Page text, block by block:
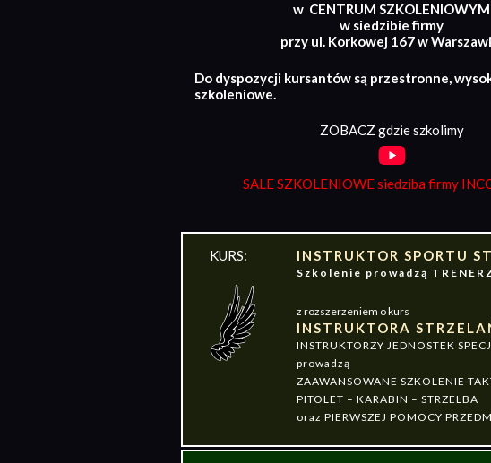
w CENTRUM SZKOLENIOWYM
w siedzibie firmy
przy ul. Korkowej 167 w
Do dyspozycji kursantów są przestronne,
szkoleniowe.
ZOBACZ gdzie szkolimy
SALE SZKOLENIOWE siedziba firmy
KURS: INSTRUKTOR SPORTU
Szkolenie prowadzą
z rozszerzeniem o kurs
INSTRUKTORA
INSTRUKTORZY JEDNOSTEK
prowadzą
ZAAWANSOWANE SZKOLENIE
PITOLET – KARABIN – STRZELBA
oraz PIERWSZEJ POMOCY